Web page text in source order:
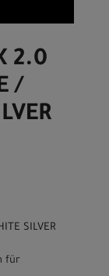
2.0
/
SILVER
für